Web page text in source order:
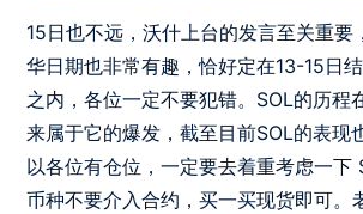
15日也不远，沃什上台的发言至关重要
华日期也非常有趣，恰好定在13-15日
之内，各位一定不要犯错。SOL的历程
来属于它的爆发，截至目前SOL的表现
以各位有仓位，一定要去着重考虑一下
币种不要介入合约，买一买现货即可。